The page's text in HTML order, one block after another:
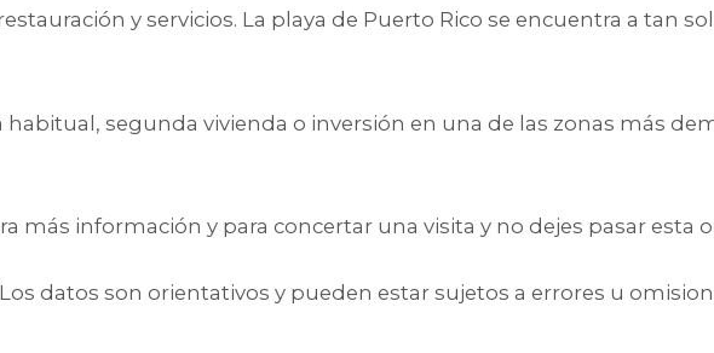
y servicios. La playa de Puerto Rico se encuentra a tan
segunda vivienda o inversión en una de las zonas más
más información y para concertar una visita y no dejes pasar esta
datos son orientativos y pueden estar sujetos a errores u